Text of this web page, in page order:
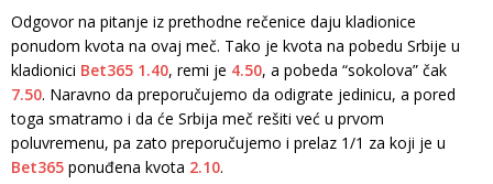
Odgovor na pitanje iz prethodne rečenice daju kladionice
ponudom kvota na ovaj meč. Tako je kvota na pobedu Srbije u
kladionici Bet365 1.40, remi je 4.50, a pobeda “sokolova” čak
7.50. Naravno da preporučujemo da odigrate jedinicu, a pored
toga smatramo i da će Srbija meč rešiti već u prvom
poluvremenu, pa zato preporučujemo i prelaz 1/1 za koji je u
Bet365 ponuđena kvota 2.10.